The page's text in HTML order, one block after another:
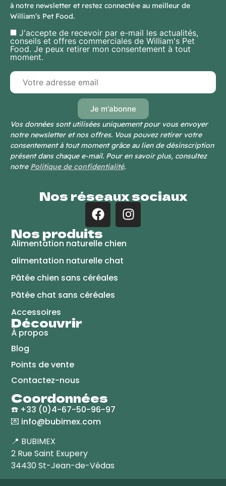
à notre newsletter et restez connecté·e au meilleur de
William’s Pet Food.
J'accepte de recevoir par e-mail les actualités,
conseils et offres commerciales de William's Pet
Food. Je peux retirer mon consentement à tout
moment.
Vos données sont utilisées uniquement pour vous envoyer
notre newsletter et nos offres. Vous pouvez retirer votre
consentement à tout moment grâce au lien de désinscription
présent dans chaque e-mail. Pour en savoir plus, consultez
notre Politique de confidentialité.
Nos réseaux sociaux
Nos produits
Alimentation naturelle chien
alimentation naturelle chat
Pâtée chien sans céréales
Pâtée chat sans céréales
Accessoires
Découvrir
À propos
Blog
Points de vente
Contactez-nous
Coordonnées
☎️ +33 (0)4-67-50-96-97
💌 info@bubimex.com
📍 BUBIMEX
2 Rue Saint Exupery
34430 St-Jean-de-Védas